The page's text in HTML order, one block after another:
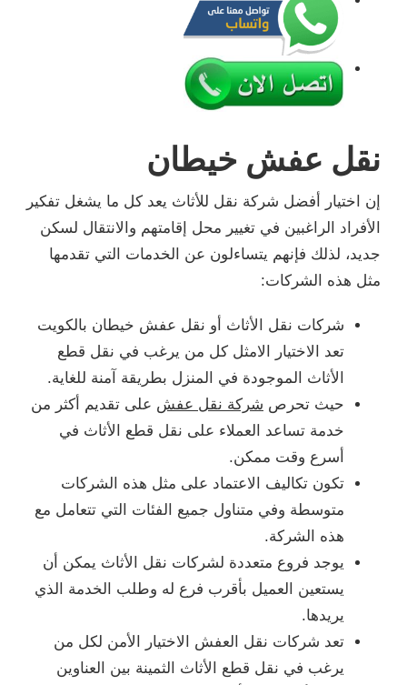
نقل عفش خيطان
إن اختيار أفضل شركة نقل للأثاث يعد كل ما يشغل تفكير
الأفراد الراغبين في تغيير محل إقامتهم والانتقال لسكن
جديد، لذلك فإنهم يتساءلون عن الخدمات التي تقدمها
مثل هذه الشركات:
شركات نقل الأثاث أو نقل عفش خيطان بالكويت
تعد الاختيار الامثل كل من يرغب في نقل قطع
الأثاث الموجودة في المنزل بطريقة آمنة للغاية.
حيث تحرص شركة نقل عفش على تقديم أكثر من
خدمة تساعد العملاء على نقل قطع الأثاث في
أسرع وقت ممكن.
تكون تكاليف الاعتماد على مثل هذه الشركات
متوسطة وفي متناول جميع الفئات التي تتعامل مع
هذه الشركة.
يوجد فروع متعددة لشركات نقل الأثاث يمكن أن
يستعين العميل بأقرب فرع له وطلب الخدمة الذي
يريدها.
تعد شركات نقل العفش الاختيار الأمن لكل من
يرغب في نقل قطع الأثاث الثمينة بين العناوين